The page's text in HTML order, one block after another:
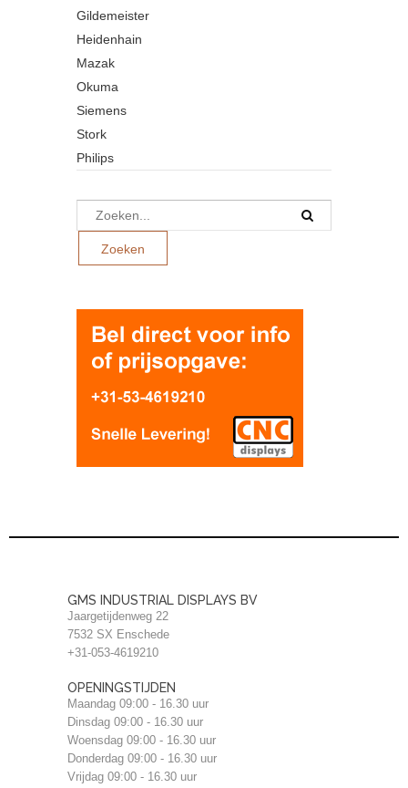
Gildemeister
Heidenhain
Mazak
Okuma
Siemens
Stork
Philips
GMS INDUSTRIAL DISPLAYS BV
Jaargetijdenweg 22
7532 SX Enschede
+31-053-4619210
OPENINGSTIJDEN
Maandag 09:00 - 16.30 uur
Dinsdag 09:00 - 16.30 uur
Woensdag 09:00 - 16.30 uur
Donderdag 09:00 - 16.30 uur
Vrijdag 09:00 - 16.30 uur